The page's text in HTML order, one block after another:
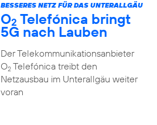
BESSERES NETZ FÜR DAS UNTERALLGÄU
O2 Telefónica bringt
5G nach Lauben
Der Telekommunikationsanbieter
O2Telefónica treibt den
Netzausbau im Unterallgäu weiter
voran